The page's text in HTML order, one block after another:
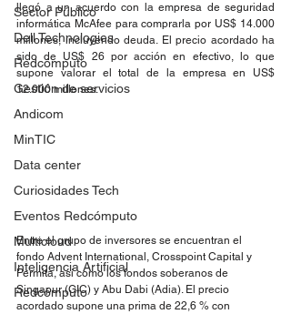
Sector Público
Dell Technologies
Redcómputo
Gestión de servicios
Andicom
MinTIC
Data center
Curiosidades Tech
Eventos Redcómputo
Multicloud
Inteligencia Artificial
Redcómputo
llegó a un acuerdo con la empresa de seguridad
informática McAfee para comprarla por US$ 14.000
millones, incluyendo deuda. El precio acordado ha
sido de US$ 26 por acción en efectivo, lo que
supone valorar el total de la empresa en US$
12.000 millones.
Entre el grupo de inversores se encuentran el
fondo Advent International, Crosspoint Capital y
Permita, así como los fondos soberanos de
Singapur (GIC) y Abu Dabi (Adia). El precio
acordado supone una prima de 22,6 % con